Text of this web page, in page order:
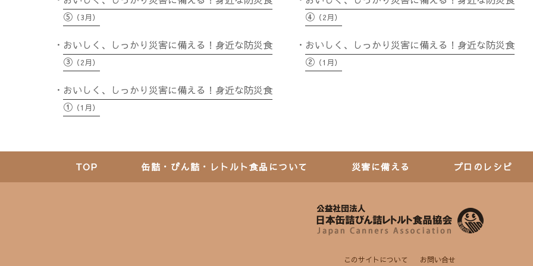
ン
⑤ （3月）
④（2月）
おいしく、しっかり災害に備える！身近な防災食
③ （2月）
おいしく、しっかり災害に備える！身近な防災食
②（1月）
おいしく、しっかり災害に備える！身近な防災食
① （1月）
TOP 缶詰・びん詰・レトルト食品について 災害に備える プロのレシピ
このサイトについて お問い合せ